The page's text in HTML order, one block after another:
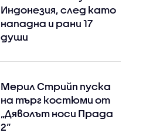
Индонезия, след като
нападна и рани 17
души
Мерил Стрийп пуска
на търг костюми от
„Дяволът носи Прада
2“